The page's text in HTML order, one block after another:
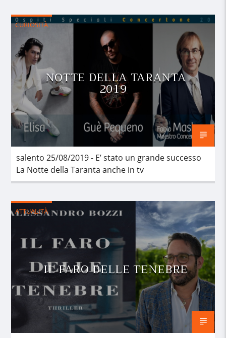
CURIOSITÀ
NOTTE DELLA TARANTA
2019
salento 25/08/2019 - E’ stato un grande successo
La Notte della Taranta anche in tv
ATTUALITÀ
IL FARO DELLE TENEBRE